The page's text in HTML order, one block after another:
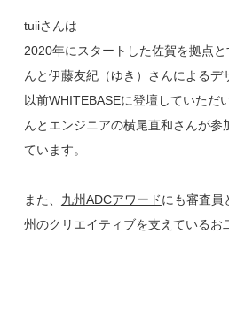
tuiiさんは
2020年にスタートした佐賀を拠点
んと伊藤友紀（ゆき）さんによるデ
以前WHITEBASEに登壇していただ
んとエンジニアの横尾直和さんが参
ています。
また、 九州ADCアワードにも審査員
州のクリエイティブを支えているお